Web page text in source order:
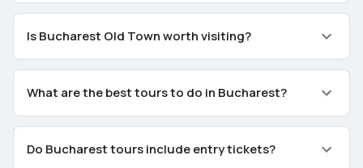
Is Bucharest Old Town worth visiting?
What are the best tours to do in Bucharest?
Do Bucharest tours include entry tickets?